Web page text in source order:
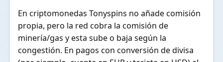
En criptomonedas Tonyspins no añade comisión
propia, pero la red cobra la comisión de
minería/gas y esta sube o baja según la
congestión. En pagos con conversión de divisa